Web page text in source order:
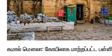
கமால் மௌலா: கோயிலாக மாற்றப்பட்ட